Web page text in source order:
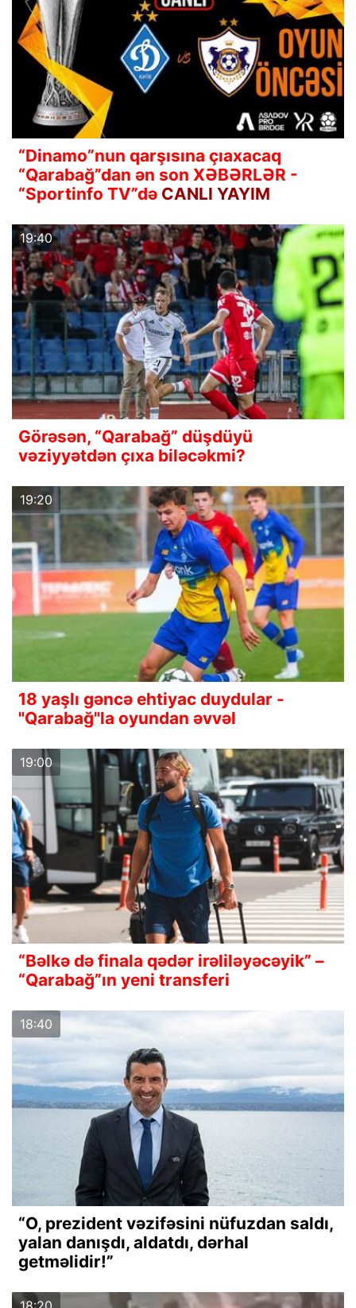
“Dinamo”nun qarşısına çıaxacaq
“Qarabağ”dan ən son XƏBƏRLƏR -
“Sportinfo TV”də CANLI YAYIM
19:40
Görəsən, “Qarabağ” düşdüyü
vəziyyətdən çıxa biləcəkmi?
19:20
18 yaşlı gəncə ehtiyac duydular -
"Qarabağ"la oyundan əvvəl
19:00
“Bəlkə də finala qədər irəliləyəcəyik” –
“Qarabağ”ın yeni transferi
18:40
“O, prezident vəzifəsini nüfuzdan saldı,
yalan danışdı, aldatdı, dərhal
getməlidir!”